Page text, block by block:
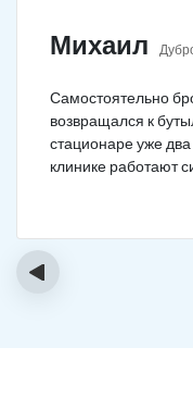
Михаил
Самостоятельно
возвращался к
стационаре уже
клинике работают
‹